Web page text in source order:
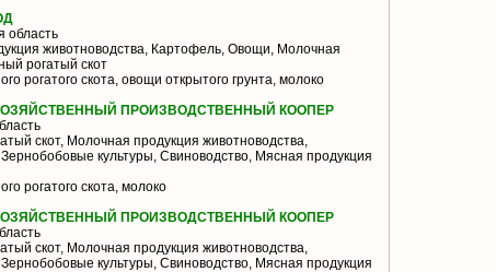
область
животноводства, Картофель, Овощи, Молочная
рогатый скот
рогатого скота, овощи открытого грунта, молоко
ПРОИЗВОДСТВЕННЫЙ КООПЕР
скот, Молочная продукция животноводства,
культуры, Свиноводство, Мясная продукция
рогатого скота, молоко
ПРОИЗВОДСТВЕННЫЙ КООПЕР
скот, Молочная продукция животноводства,
культуры, Свиноводство, Мясная продукция